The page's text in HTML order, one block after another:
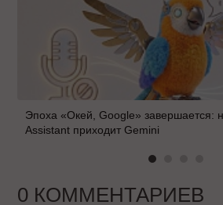
Эпоха «Окей, Google» завершается:
Assistant приходит Gemini
0 КОММЕНТАРИЕВ